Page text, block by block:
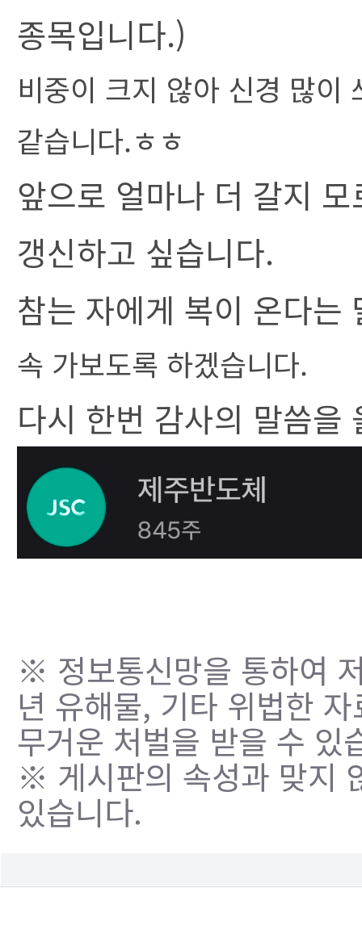
종목입니다.)
비중이 크지 않아 신경 많이
같습니다.ㅎㅎ
앞으로 얼마나 더 갈지
갱신하고 싶습니다.
참는 자에게 복이 온다는
속 가보도록 하겠습니다.
다시 한번 감사의 말씀을
※ 정보통신망을 통하여
년 유해물, 기타 위법한
무거운 처벌을 받을 수 있
※ 게시판의 속성과 맞지
있습니다.